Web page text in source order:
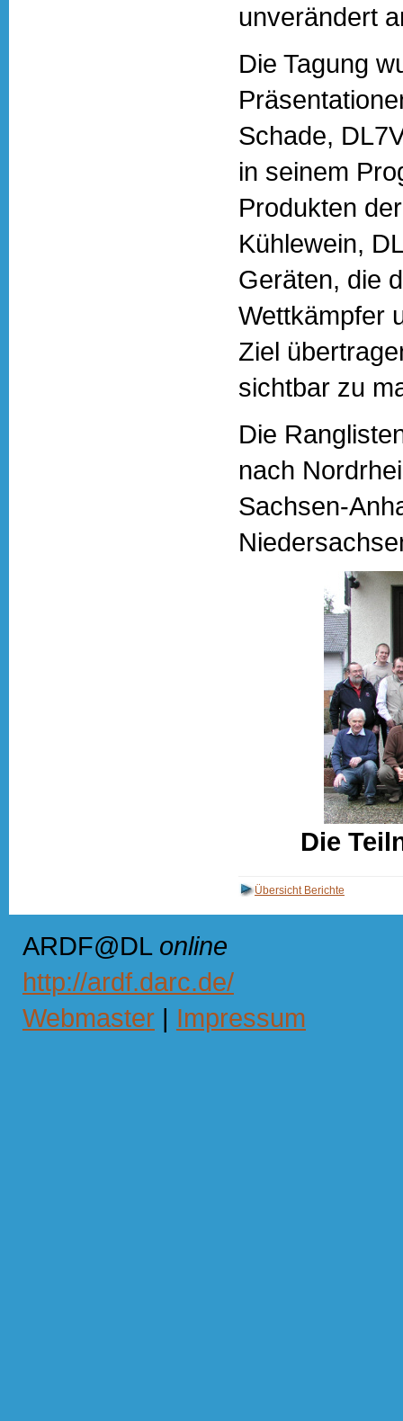
unverändert
Die Tagung
Schade,
in seinem
Produkten
Kühlewein,
Geräten, die
Wettkämpfer
Ziel
sichtbar zu
Die
nach
Sachsen-
Die
Übersicht Berichte
ARDF@DL online
http://ardf.darc.de/
Webmaster| Impressum